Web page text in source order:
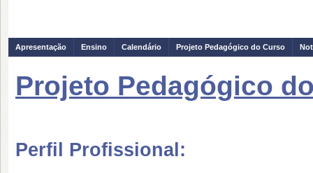
Apresentação Ensino Calendário Projeto Pedagógico do Curso
Projeto Pedagógico
Perfil Profissional: